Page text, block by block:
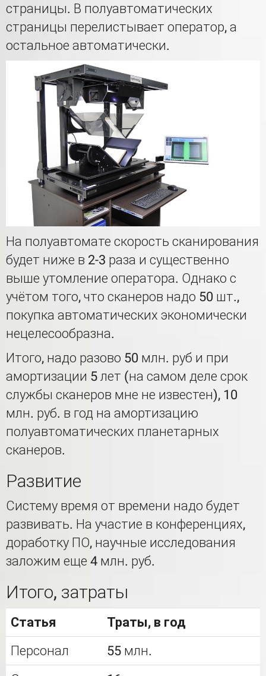
страницы. В полуавтоматических
страницы перелистывает оператор, а
остальное автоматически.
На полуавтомате скорость сканирования
будет ниже в 2-3 раза и существенно
выше утомление оператора. Однако с
учётом того, что сканеров надо 50 шт.,
покупка автоматических экономически
нецелесообразна.
Итого, надо разово 50 млн. руб и при
амортизации 5 лет (на самом деле срок
службы сканеров мне не известен), 10
млн. руб. в год на амортизацию
полуавтоматических планетарных
сканеров.
Развитие
Систему время от времени надо будет
развивать. На участие в конференциях,
доработку ПО, научные исследования
заложим еще 4 млн. руб.
Итого, затраты
Статья
Траты, в год
Персонал
55 млн.